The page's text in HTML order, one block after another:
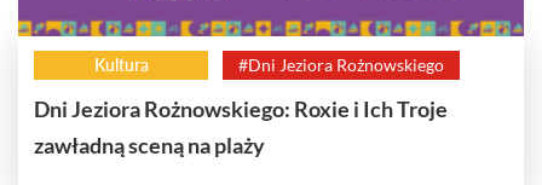
Kultura #Dni Jeziora Rożnowskiego
Dni Jeziora Rożnowskiego: Roxie i Ich Troje
zawładną sceną na plaży